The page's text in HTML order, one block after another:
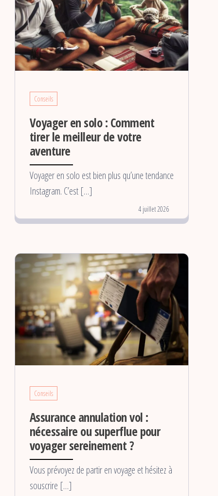
Conseils
Voyager en solo : Comment
tirer le meilleur de votre
aventure
Voyager en solo est bien plus qu’une tendance
Instagram. C’est […]
4 juillet 2026
Conseils
Assurance annulation vol :
nécessaire ou superflue pour
voyager sereinement ?
Vous prévoyez de partir en voyage et hésitez à
souscrire […]